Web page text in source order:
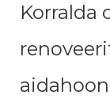
Korralda